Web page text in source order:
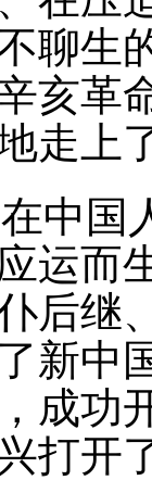
聊生
亥革
走上
中国
运而
后继
新中
成功
打开